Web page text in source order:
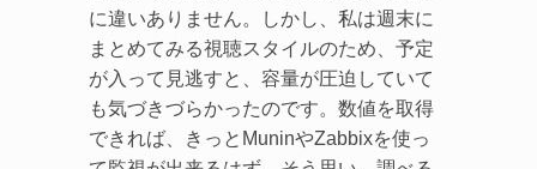
に違いありません。しかし、私は週末に
まとめてみる視聴スタイルのため、予定
が入って見逃すと、容量が圧迫していて
も気づきづらかったのです。数値を取得
できれば、きっとMuninやZabbixを使っ